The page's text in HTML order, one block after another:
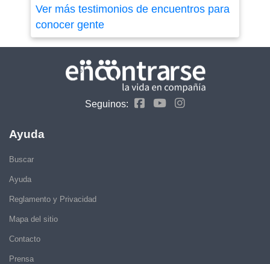
Ver más testimonios de encuentros para
conocer gente
Seguinos:
Ayuda
Buscar
Ayuda
Reglamento y Privacidad
Mapa del sitio
Contacto
Prensa